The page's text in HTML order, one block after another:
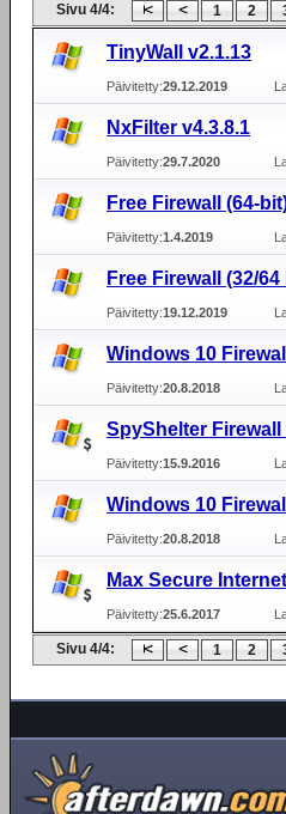
Sivu 4/4: 1 2
TinyWall v2.1.13
Päivitetty:29.12.2019
NxFilter v4.3.8.1
Päivitetty:29.7.2020
Free Firewall (64-
Päivitetty:1.4.2019
Free Firewall (32/
Päivitetty:19.12.2019
Windows 10
Päivitetty:20.8.2018
SpyShelter Firewall
Päivitetty:15.9.2016
Windows 10
Päivitetty:20.8.2018
Max Secure
Päivitetty:25.6.2017
Sivu 4/4: 1 2